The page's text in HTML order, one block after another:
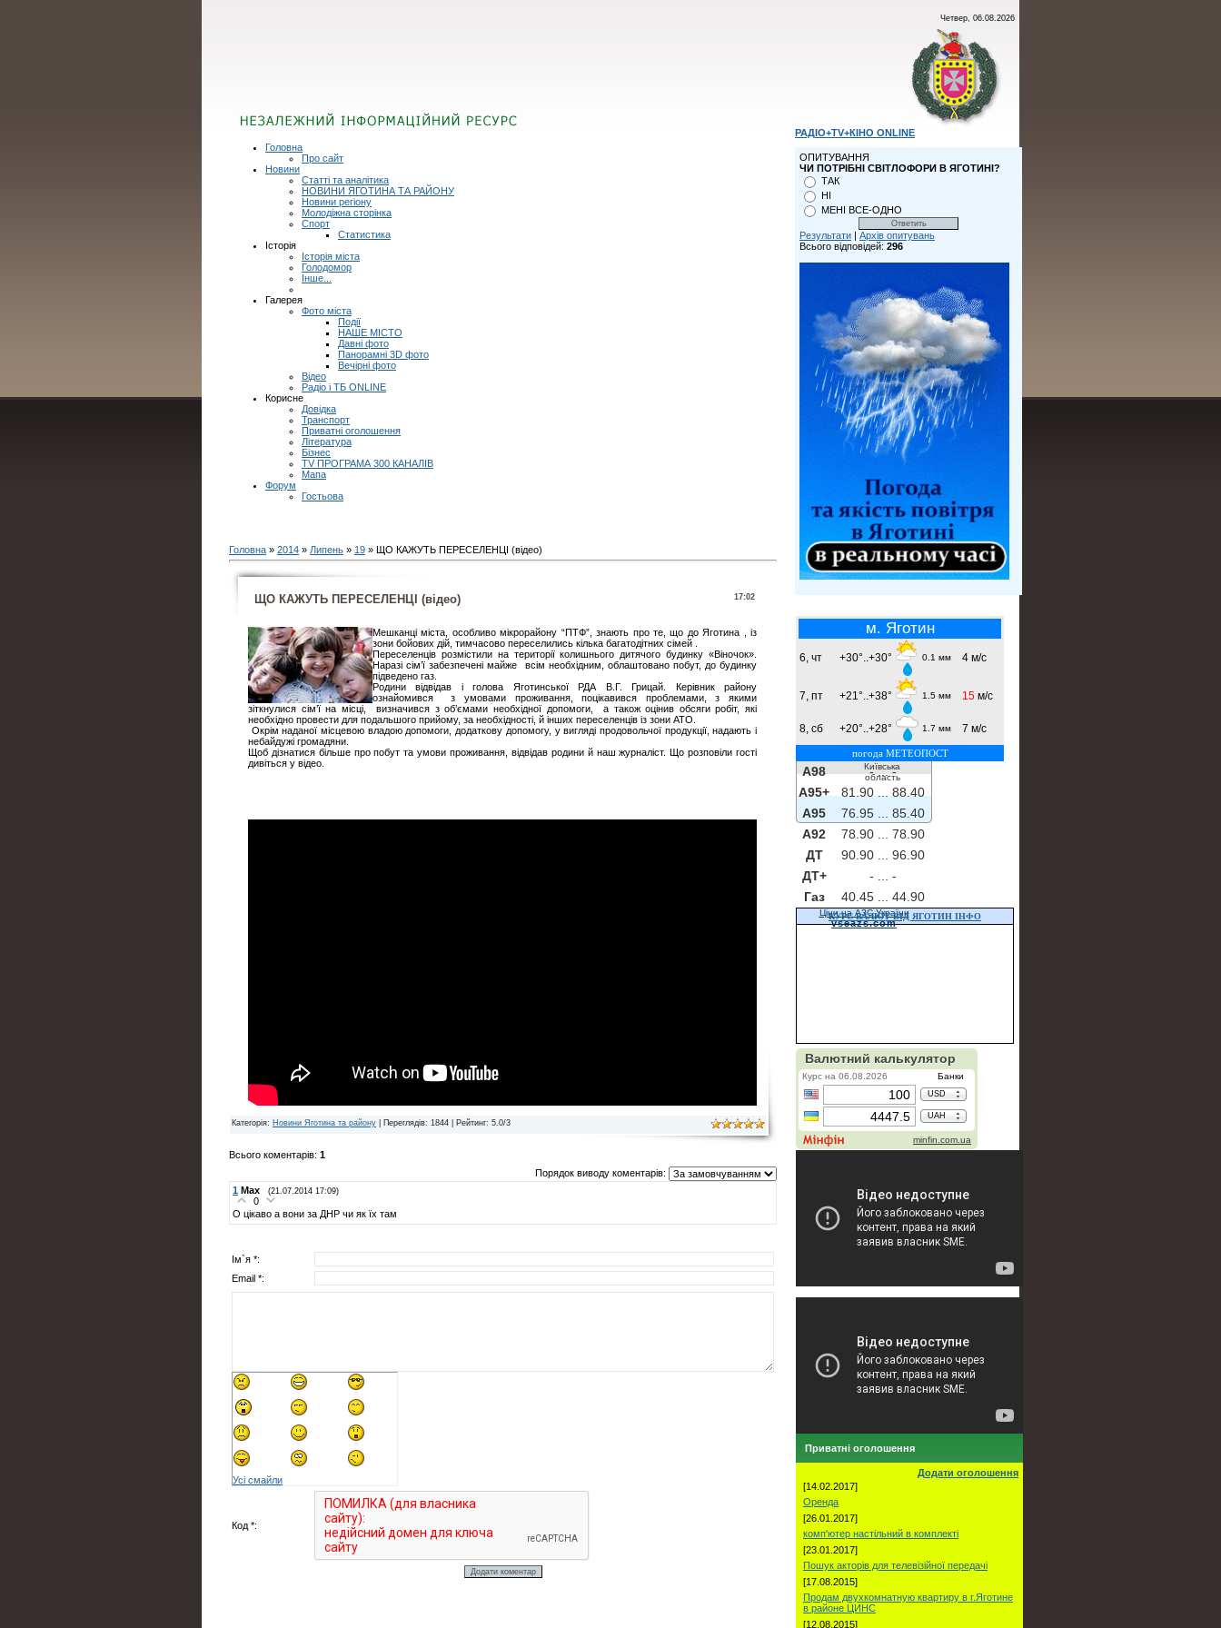
Четвер, 06.08.2026
Головна
Про сайт
Новини
Статті та аналітика
НОВИНИ ЯГОТИНА ТА РАЙОНУ
Новини регіону
Молодіжна сторінка
Спорт
Статистика
Історія
Історія міста
Голодомор
Інше...
Галерея
Фото міста
Події
НАШЕ МІСТО
Давні фото
Панорамні 3D фото
Вечірні фото
Відео
Радіо і ТБ ONLINE
Корисне
Довідка
Транспорт
Приватні оголошення
Література
Бізнес
TV ПРОГРАМА 300 КАНАЛІВ
Мапа
Форум
Гостьова
Головна » 2014 » Липень » 19 » ЩО КАЖУТЬ ПЕРЕСЕЛЕНЦІ (відео)
17:02
ЩО КАЖУТЬ ПЕРЕСЕЛЕНЦІ (відео)
Мешканці міста, особливо мікрорайону “ПТФ”, знають про те, що до Яготина , із
зони бойових дій, тимчасово переселились кілька багатодітних сімей .
Переселенців розмістили на території колишнього дитячого будинку «Віночок».
Наразі сім’ї забезпечені майже всім необхідним, облаштовано побут, до будинку
підведено газ.
Родини відвідав і голова Яготинської РДА В.Г. Грицай. Керівник району
ознайомився з умовами проживання, поцікавився проблемами, з якими
зіткнулися сім’ї на місці, визначився з об’ємами необхідної допомоги, а також оцінив обсяги робіт, які
необхідно провести для подальшого прийому, за необхідності, й інших переселенців із зони АТО.
Окрім наданої місцевою владою допомоги, додаткову допомогу, у вигляді продовольчої продукції, надають і
небайдужі громадяни.
Щоб дізнатися більше про побут та умови проживання, відвідав родини й наш журналіст. Що розповіли гості
дивіться у відео.
Категорія: Новини Яготина та району Переглядів: 1844 | Рейтинг: 5.0/3
Всього коментарів: 1
Порядок виводу коментарів:
1 Max (21.07.2014 17:09)
0
О цікаво а вони за ДНР чи як їх там
Ім`я *:
Email *:
Усі смайли
Код *:
РАДІО+TV+КІНО ONLINE
ОПИТУВАННЯ
ЧИ ПОТРІБНІ СВІТЛОФОРИ В ЯГОТИНІ?
ТАК
НІ
МЕНІ ВСЕ-ОДНО
Результати | Архів опитувань
Всього відповідей: 296
м. Яготин
6, чт +30°..+30° 0.1 мм 4 м/с
7, пт +21°..+38° 1.5 мм 15 м/с
8, сб +20°..+28° 1.7 мм 7 м/с
погода МЕТЕОПОСТ
Київська
область
A98 - ...-
A95+
81.90 ...
88.40
A95
76.95 ...
85.40
A92
78.90 ...
78.90
ДТ
90.90 ...
96.90
ДТ+
- ...
-
Газ
40.45 ... 44.90
Ціни на АЗС України
vseazs.com
КУРС ВАЛЮТ ВІД ЯГОТИН ІНФО
Приватні оголошення
Додати оголошення
[14.02.2017]
Оренда
[26.01.2017]
комп'ютер настільний в комплекті
[23.01.2017]
Пошук акторів для телевізійної передачі
[17.08.2015]
Продам двухкомнатную квартиру в г.Яготине
в районе ЦИНС
[12.08.2015]